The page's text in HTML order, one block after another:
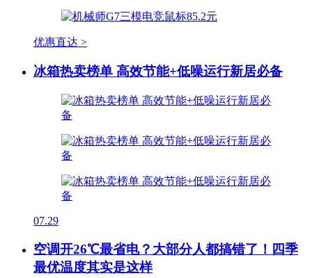
优惠直达 >
冰箱热卖榜单 高效节能+低噪运行新居必备
07.29
空调开26℃最省电？大部分人都搞错了！四季
最优温度其实是这样